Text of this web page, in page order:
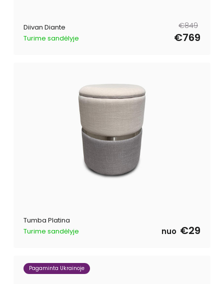
Diivan Diante
Turime sandėlyje
Tavahind
€849
Müügihind
€769
Tumba Platina
Turime sandėlyje
nuo €29
Pagaminta Ukrainoje